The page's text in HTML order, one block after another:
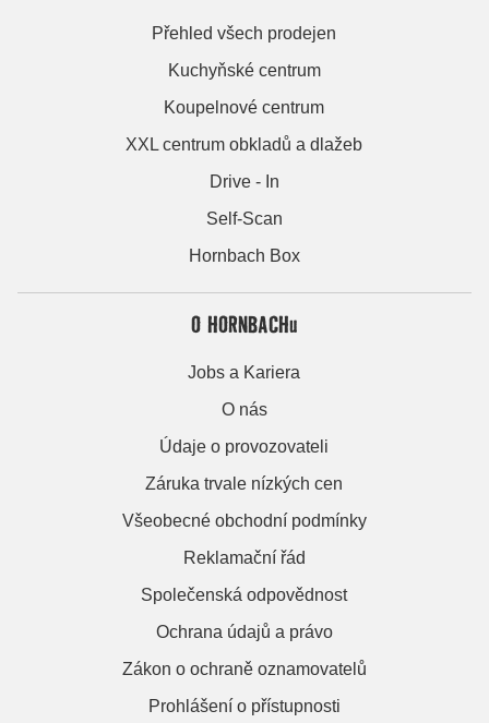
Přehled všech prodejen
Kuchyňské centrum
Koupelnové centrum
XXL centrum obkladů a dlažeb
Drive - In
Self-Scan
Hornbach Box
O HORNBACHu
Jobs a Kariera
O nás
Údaje o provozovateli
Záruka trvale nízkých cen
Všeobecné obchodní podmínky
Reklamační řád
Společenská odpovědnost
Ochrana údajů a právo
Zákon o ochraně oznamovatelů
Prohlášení o přístupnosti